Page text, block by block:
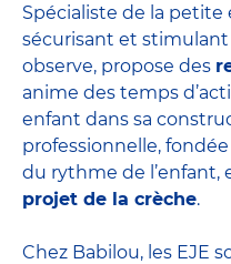
Spécialiste de la petite
sécurisant et stimulant
observe, propose des
anime des temps
enfant dans sa
professionnelle,
du rythme de l’enfant,
projet de la crèche.
Chez Babilou, les EJE